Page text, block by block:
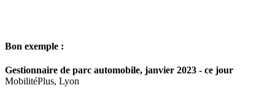
Bon exemple :
Gestionnaire de parc automobile, janvier 2023 - ce jour
MobilitéPlus, Lyon